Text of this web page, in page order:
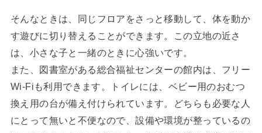
そんなときは、同じフロアをさっと移動して、体を動か
す遊びに切り替えることができます。この立地の近さ
は、小さな子と一緒のときに心強いです。
また、図書室がある総合福祉センターの館内は、フリー
Wi-Fiも利用できます。トイレには、ベビー用のおむつ
換え用の台が備え付けられています。どちらも必要な人
にとって無いと不便なので、設備や環境が整っているの